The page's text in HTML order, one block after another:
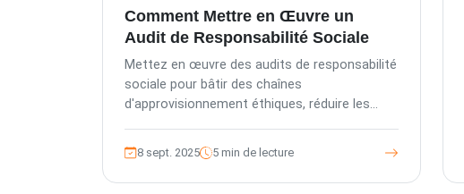
Comment Mettre en Œuvre un
Audit de Responsabilité Sociale
Mettez en œuvre des audits de responsabilité
sociale pour bâtir des chaînes
d'approvisionnement éthiques, réduire les
marque grâce aux conseils experts de TIC.
8 sept. 2025 5 min de lecture